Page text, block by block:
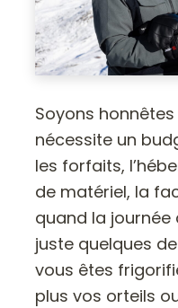
Soyons
nécessite un
les forfaits,
de matériel, la
quand la journée
juste quelques
vous êtes
plus vos orteils